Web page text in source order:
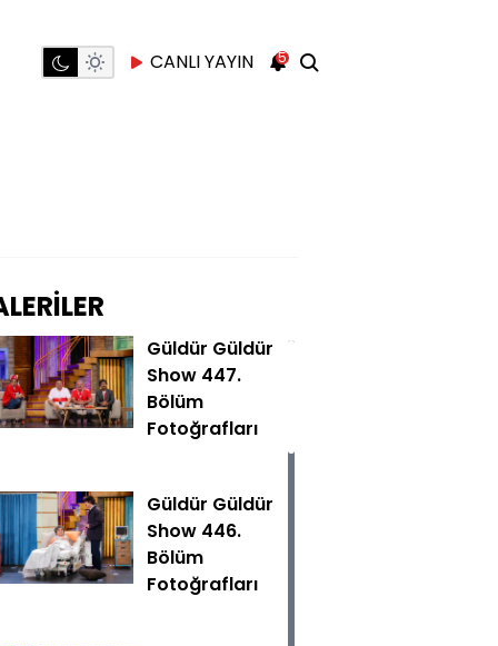
CANLI YAYIN 5
Güldür Güldür
Show 447.
Bölüm
Fotoğrafları
Güldür Güldür
Show 446.
Bölüm
Fotoğrafları